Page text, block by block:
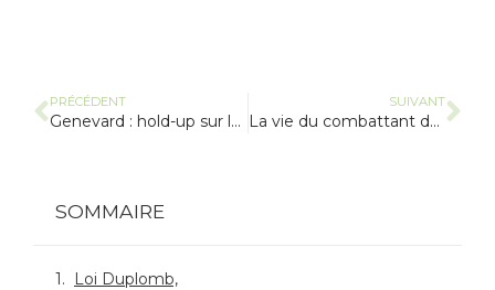
PRÉCÉDENT
Genevard : hold-up sur la bio
SUIVANT
La vie du combattant de l’arc en ciel
SOMMAIRE
Loi Duplomb,